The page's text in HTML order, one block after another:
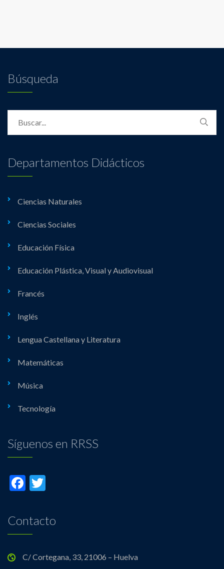
Búsqueda
Departamentos Didácticos
Ciencias Naturales
Ciencias Sociales
Educación Física
Educación Plástica, Visual y Audiovisual
Francés
Inglés
Lengua Castellana y Literatura
Matemáticas
Música
Tecnología
Síguenos en RRSS
Facebook
Contacto
C/ Cortegana, 33, 21006 – Huelva